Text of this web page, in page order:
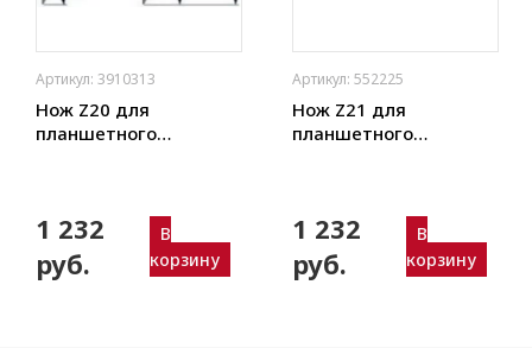
Артикул: 54156498479
Нож Z22 для
планшетного
JingWei и пр.)
1 232
руб.
В
корзину
Артикул: 552226
Нож Z23 для
планшетного
JingWei и пр.)
1 232
руб.
В
корзину